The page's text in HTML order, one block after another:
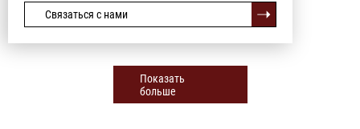
Связаться с нами
Показать
больше